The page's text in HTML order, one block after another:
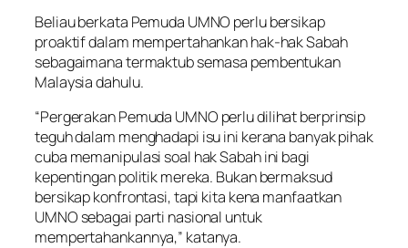
Beliau berkata Pemuda UMNO perlu bersikap
proaktif dalam mempertahankan hak-hak Sabah
sebagaimana termaktub semasa pembentukan
Malaysia dahulu.
“Pergerakan Pemuda UMNO perlu dilihat berprinsip
teguh dalam menghadapi isu ini kerana banyak pihak
cuba memanipulasi soal hak Sabah ini bagi
kepentingan politik mereka. Bukan bermaksud
bersikap konfrontasi, tapi kita kena manfaatkan
UMNO sebagai parti nasional untuk
mempertahankannya,” katanya.